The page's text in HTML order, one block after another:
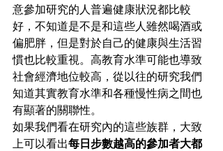
意參加研究的人普遍健康狀況都比較
好，不知道是不是和這些人雖然喝酒或
偏肥胖，但是對於自己的健康與生活習
慣也比較重視。高教育水準可能也導致
社會經濟地位較高，從以往的研究我們
知道其實教育水準和各種慢性病之間也
有顯著的關聯性。
如果我們看在研究內的這些族群，大致
上可以看出每日步數越高的參加者大都